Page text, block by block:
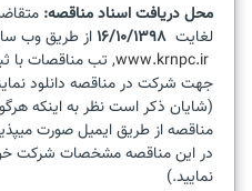
محل دريافت اسناد مناقصه:
لغايت 16/10/1398 از طريق وب
www.krnpc.ir, تب مناقصات با
(شايان ذکر است نظر به اينکه
مناقصه از طريق ايميل صورت
در اين مناقصه مشخصات شرکت
نماييد.)